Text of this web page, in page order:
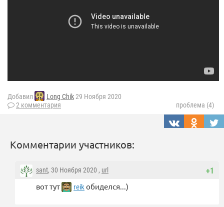
Добавил Long Chik29 Ноября 2020
2 комментария
проблема (4)
Комментарии участников:
+1
sant, 30 Ноября 2020 , url
вот тут reikобиделся...)